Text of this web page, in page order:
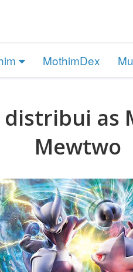
MothimDex
as
Mewtwo